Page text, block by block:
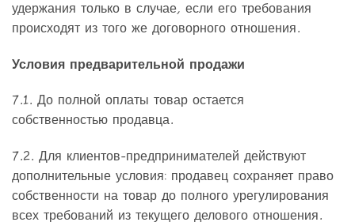
удержания только в случае, если его требования
происходят из того же договорного отношения.
Условия предварительной продажи
7.1. До полной оплаты товар остается
собственностью продавца.
7.2. Для клиентов-предпринимателей действуют
дополнительные условия: продавец сохраняет право
собственности на товар до полного урегулирования
всех требований из текущего делового отношения.